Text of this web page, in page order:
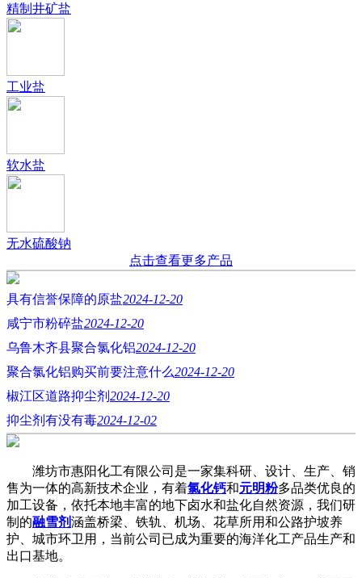
精制井矿盐
工业盐
软水盐
无水硫酸钠
点击查看更多产品
具有信誉保障的原盐2024-12-20
咸宁市粉碎盐2024-12-20
乌鲁木齐县聚合氯化铝2024-12-20
聚合氯化铝购买前要注意什么2024-12-20
椒江区道路抑尘剂 2024-12-20
抑尘剂有没有毒2024-12-02
潍坊市惠阳化工有限公司是一家集科研、设计、生产、销
售为一体的高新技术企业，有着氯化钙和元明粉多品类优良的
加工设备，依托本地丰富的地下卤水和盐化自然资源，我们研
制的融雪剂涵盖桥梁、铁轨、机场、花草所用和公路护坡养
护、城市环卫用，当前公司已成为重要的海洋化工产品生产和
出口基地。